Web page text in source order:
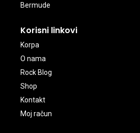
Bermude
Korisni linkovi
Korpa
O nama
Rock Blog
Shop
Kontakt
Moj račun